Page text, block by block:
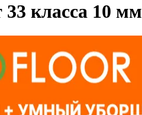
класса 10 мм